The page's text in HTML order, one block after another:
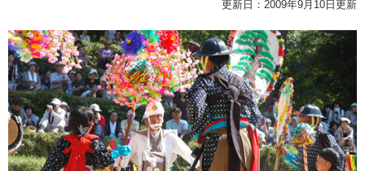
更新日：2009年9月10日更新